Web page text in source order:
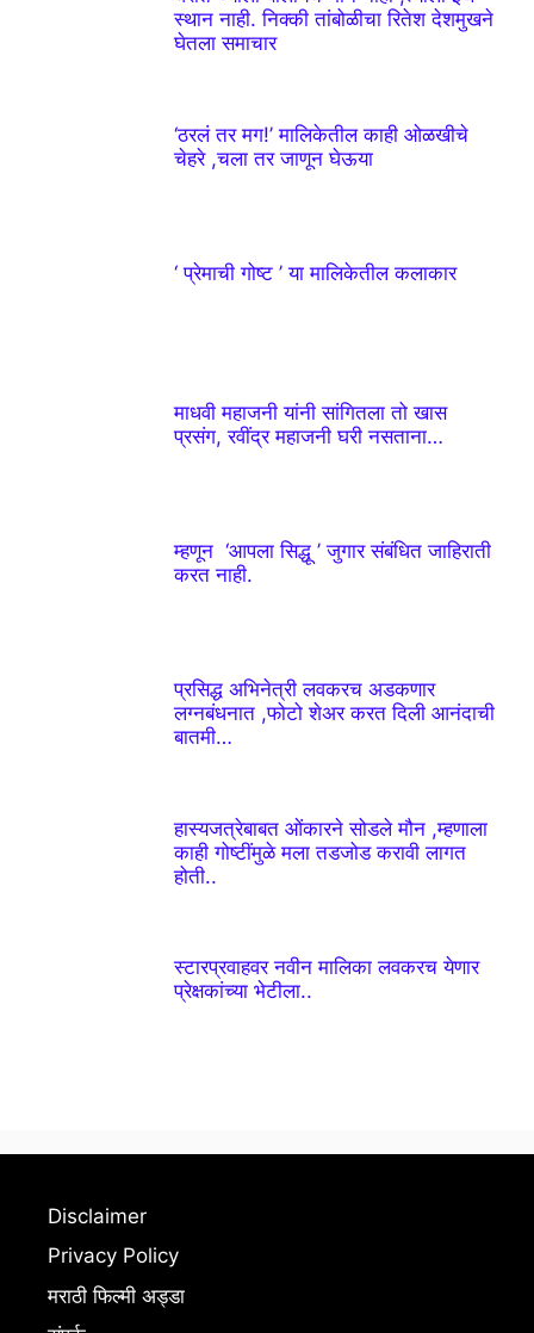
स्थान नाही. निक्की तांबोळीचा रितेश देशमुखने
घेतला समाचार
‘ठरलं तर मग!’ मालिकेतील काही ओळखीचे
चेहरे ,चला तर जाणून घेऊया
‘ प्रेमाची गोष्ट ’ या मालिकेतील कलाकार
माधवी महाजनी यांनी सांगितला तो खास
प्रसंग, रवींद्र महाजनी घरी नसताना…
म्हणून ‘आपला सिद्धू ’ जुगार संबंधित जाहिराती
करत नाही.
प्रसिद्ध अभिनेत्री लवकरच अडकणार
लग्नबंधनात ,फोटो शेअर करत दिली आनंदाची
बातमी…
हास्यजत्रेबाबत ओंकारने सोडले मौन ,म्हणाला
काही गोष्टींमुळे मला तडजोड करावी लागत
होती..
स्टारप्रवाहवर नवीन मालिका लवकरच येणार
प्रेक्षकांच्या भेटीला..
Disclaimer
Privacy Policy
मराठी फिल्मी अड्डा